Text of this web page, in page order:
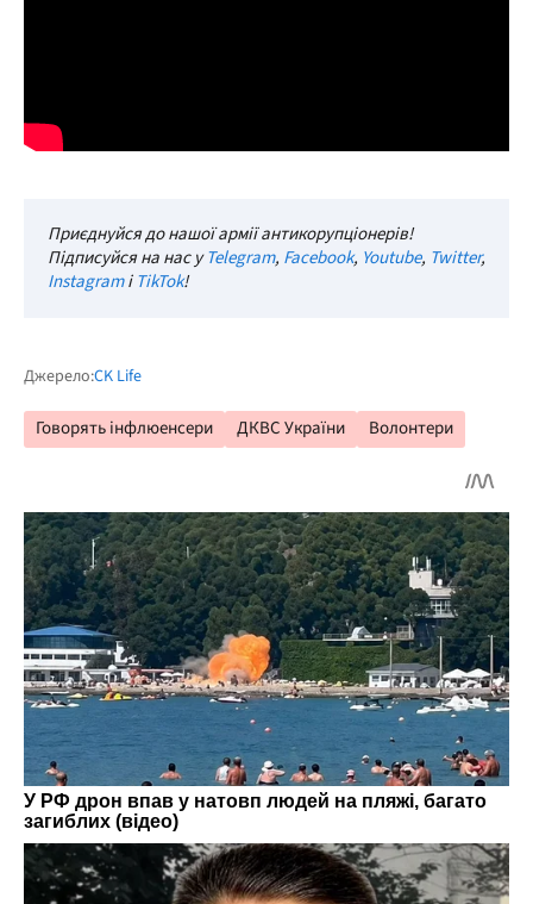
Приєднуйся до нашої армії антикорупціонерів!
Підписуйся на нас уTelegram, Facebook, Youtube, Twitter,
InstagramіTikTok!
Джерело:CK Life
Говорять інфлюенсери ДКВС України Волонтери